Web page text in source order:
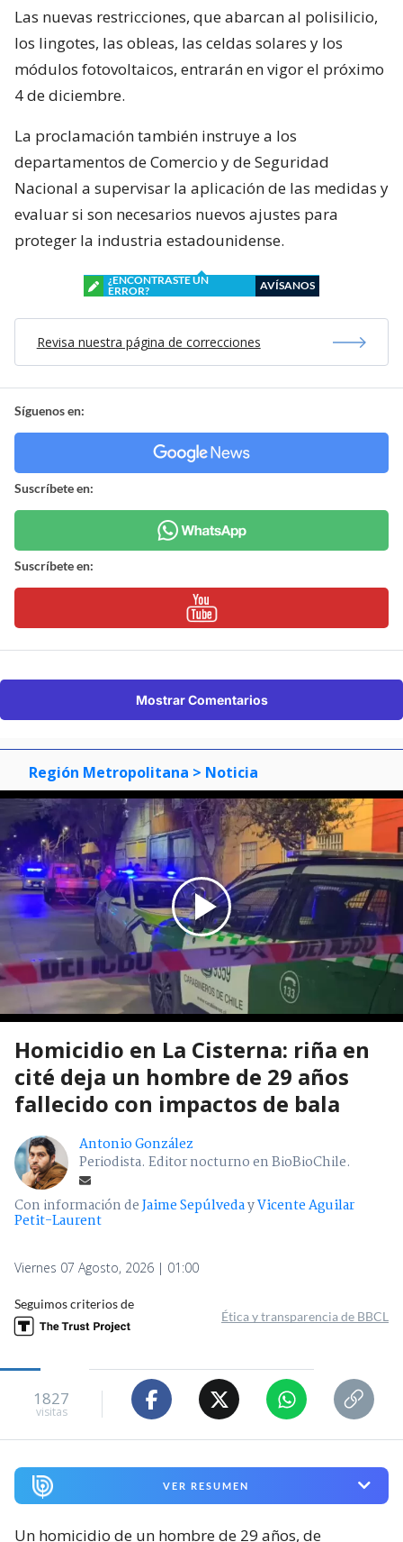
Las nuevas restricciones, que abarcan al polisilicio,
los lingotes, las obleas, las celdas solares y los
módulos fotovoltaicos, entrarán en vigor el próximo
4 de diciembre.
La proclamación también instruye a los
departamentos de Comercio y de Seguridad
Nacional a supervisar la aplicación de las medidas y
evaluar si son necesarios nuevos ajustes para
proteger la industria estadounidense.
¿ENCONTRASTE UN
ERROR?
AVÍSANOS
Revisa nuestra página de correcciones
Síguenos en:
Suscríbete en:
Suscríbete en:
Mostrar Comentarios
Región Metropolitana > Noticia
Homicidio en La Cisterna: riña en
cité deja un hombre de 29 años
fallecido con impactos de bala
Antonio González
Periodista. Editor nocturno en BioBioChile.
Con información deJaime SepúlvedayVicente Aguilar
Petit-Laurent
Viernes 07 Agosto, 2026 | 01:00
Seguimos criterios de
Ética y transparencia de BBCL
1827
visitas
VER RESUMEN
Un homicidio de un hombre de 29 años, de